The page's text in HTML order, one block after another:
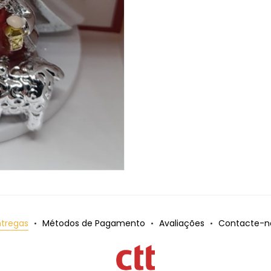
Métodos de Pagamento Avaliações Contacte-